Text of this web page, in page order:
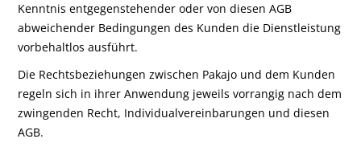
Kenntnis entgegenstehender oder von diesen AGB
abweichender Bedingungen des Kunden die Dienstleistung
vorbehaltlos ausführt.
Die Rechtsbeziehungen zwischen Pakajo und dem Kunden
regeln sich in ihrer Anwendung jeweils vorrangig nach dem
zwingenden Recht, Individualvereinbarungen und diesen
AGB.